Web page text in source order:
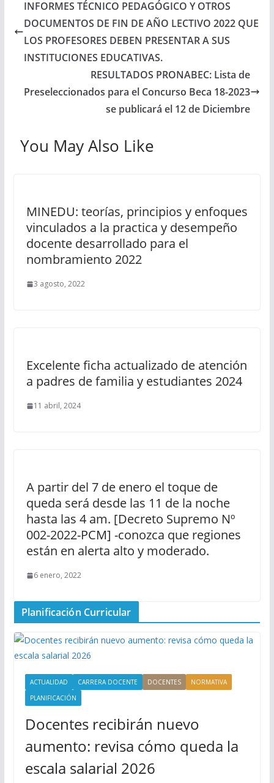
INFORMES TÉCNICO PEDAGÓGICO Y OTROS
DOCUMENTOS DE FIN DE AÑO LECTIVO 2022 QUE
LOS PROFESORES DEBEN PRESENTAR A SUS
INSTITUCIONES EDUCATIVAS.
RESULTADOS PRONABEC: Lista de
Preseleccionados para el Concurso Beca 18-2023
se publicará el 12 de Diciembre
You May Also Like
MINEDU: teorías, principios y enfoques
vinculados a la practica y desempeño
docente desarrollado para el
nombramiento 2022
3 agosto, 2022
Excelente ficha actualizado de atención
a padres de familia y estudiantes 2024
11 abril, 2024
A partir del 7 de enero el toque de
queda será desde las 11 de la noche
hasta las 4 am. [Decreto Supremo Nº
002-2022-PCM] -conozca que regiones
están en alerta alto y moderado.
6 enero, 2022
Planificación Curricular
ACTUALIDAD CARRERA DOCENTE DOCENTES
NORMATIVA
PLANIFICACIÓN
Docentes recibirán nuevo
aumento: revisa cómo queda la
escala salarial 2026